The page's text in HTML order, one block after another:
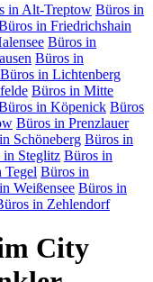
in Alt-Treptow Büros in
in Friedrichshain
Büros in
Büros in
Büros in Lichtenberg
Büros in Mitte
in Köpenick Büros
Büros in Prenzlauer
Schöneberg Büros in
in Steglitz Büros in
Tegel Büros in
Weißensee Büros in
in Zehlendorf
City